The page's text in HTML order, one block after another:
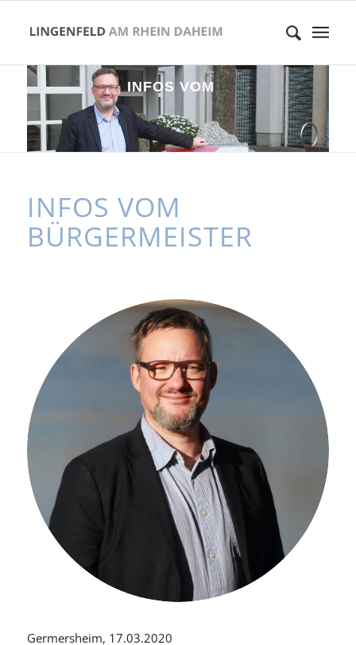
INFOS VOM
BÜ E RMEI TE
INFOS VOM
BÜRGERMEISTER
Germersheim, 17.03.2020